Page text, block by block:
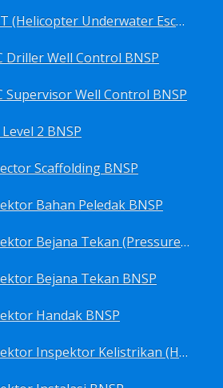
Sertifikasi HUET (Helicopter Underwater Escape Training) BNSP
Driller Well Control BNSP
Supervisor Well Control BNSP
2 BNSP
Scaffolding BNSP
Bahan Peledak BNSP
Sertifikasi Inspektor Bejana Tekan (Pressure Vessel Inspector) BNSP
Bejana Tekan BNSP
Handak BNSP
Sertifikasi Inspektor Inspektor Kelistrikan (Harga Khusus) BNSP